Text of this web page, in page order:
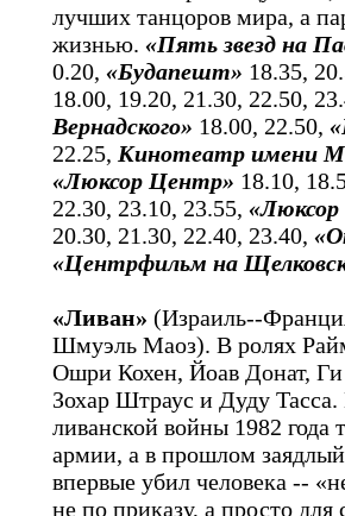
лучших танцоров мира, а
жизнью. «Пять звезд на
0.20, «Будапешт» 18.35,
18.00, 19.20, 21.30, 22.50,
Вернадского» 18.00, 22.50,
22.25, Кинотеатр имени
«Люксор Центр» 18.10,
22.30, 23.10, 23.55,
20.30, 21.30, 22.40, 23.40,
«Центрфильм на
«Ливан» (Израиль--
Шмуэль Маоз). В ролях
Ошри Кохен, Йоав Донат,
Зохар Штраус и Дуду
ливанской войны 1982 года
армии, а в прошлом
впервые убил человека --
не по приказу, а просто